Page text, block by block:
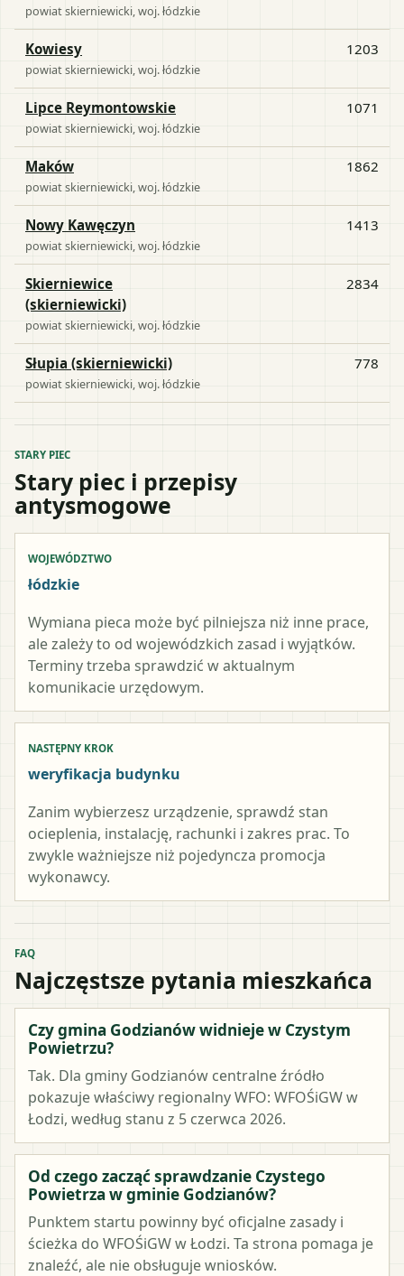
powiatskierniewicki , woj.łódzkie
Kowiesy
powiatskierniewicki , woj.łódzkie
1203
Lipce Reymontowskie
powiatskierniewicki , woj.łódzkie
1071
Maków
powiatskierniewicki , woj.łódzkie
1862
Nowy Kawęczyn
powiatskierniewicki , woj.łódzkie
1413
Skierniewice
(skierniewicki)
powiatskierniewicki , woj.łódzkie
2834
Słupia (skierniewicki)
powiatskierniewicki , woj.łódzkie
778
STARY PIEC
Stary piec i przepisy
antysmogowe
WOJEWÓDZTWO
łódzkie
Wymiana pieca może być pilniejsza niż inne prace,
ale zależy to od wojewódzkich zasad i wyjątków.
Terminy trzeba sprawdzić w aktualnym
komunikacie urzędowym.
NASTĘPNY KROK
weryfikacja budynku
Zanim wybierzesz urządzenie, sprawdź stan
ocieplenia, instalację, rachunki i zakres prac. To
zwykle ważniejsze niż pojedyncza promocja
wykonawcy.
FAQ
Najczęstsze pytania mieszkańca
Czy gmina Godzianów widnieje w Czystym
Powietrzu?
Tak. Dla gminy Godzianów centralne źródło
pokazuje właściwy regionalny WFO: WFOŚiGW w
Łodzi, według stanu z 5 czerwca 2026.
Od czego zacząć sprawdzanie Czystego
Powietrza w gminie Godzianów?
Punktem startu powinny być oficjalne zasady i
ścieżka do WFOŚiGW w Łodzi. Ta strona pomaga je
znaleźć, ale nie obsługuje wniosków.